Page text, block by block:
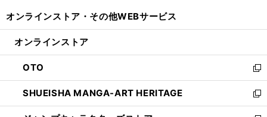
開
ン
ウ
で
開
く
ウ
ン
ド
ウ
で
開
オンラインストア・ その他WEBサービス
オンラインストア
OTO
新
し
い
ウ
SHUEISHA MANGA-ART HERITAGE
新
し